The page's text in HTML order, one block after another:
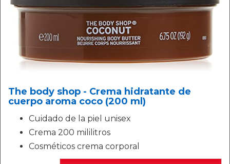
The body shop - Crema hidratante de
cuerpo aroma coco (200 ml)
Cuidado de la piel unisex
Crema 200 mililitros
Cosméticos crema corporal